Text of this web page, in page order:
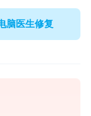
脑医生修复